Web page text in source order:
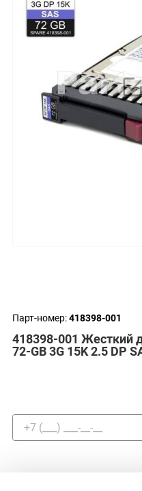
Парт-номер:418398-001
418398-001 Жесткий
72-GB 3G 15K 2.5 DP